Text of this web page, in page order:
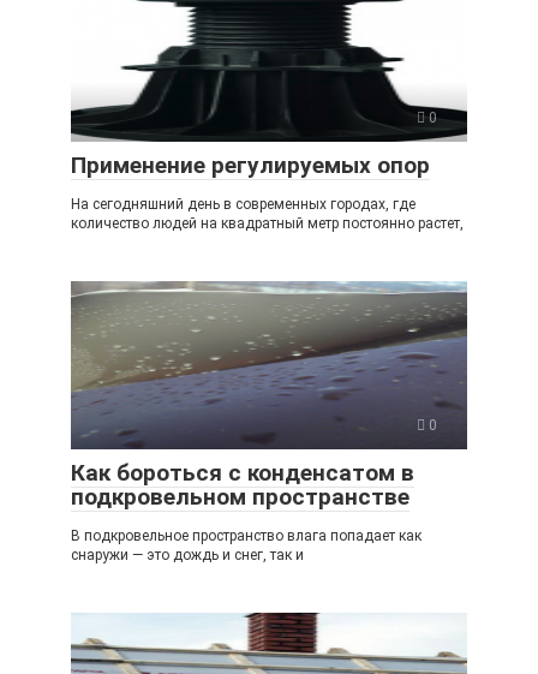
0
Применение регулируемых опор
На сегодняшний день в современных городах, где
количество людей на квадратный метр постоянно растет,
0
Как бороться с конденсатом в
подкровельном пространстве
В подкровельное пространство влага попадает как
снаружи — это дождь и снег, так и